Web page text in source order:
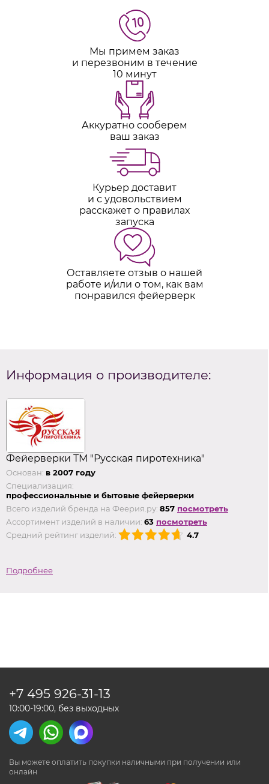
Мы примем заказ
и перезвоним в течение
10 минут
Аккуратно сооберем
ваш заказ
Курьер доставит
и с удовольствием
расскажет о правилах
запуска
Оставляете отзыв о нашей
работе и/или о том, как вам
понравился фейерверк
Информация о производителе:
Фейерверки ТМ "Русская пиротехника"
Основан: в 2007 году
Специализация:
профессиональные и бытовые фейерверки
Всего изделий бренда на Феерия.ру: 857 посмотреть
Ассортимент изделий в наличии: 63 посмотреть
Средний рейтинг изделий:
4.7
Подробнее
Вы можете оплатить покупки наличными при получении или
онлайн
+7 495 926-31-13
10:00-19:00, без выходных